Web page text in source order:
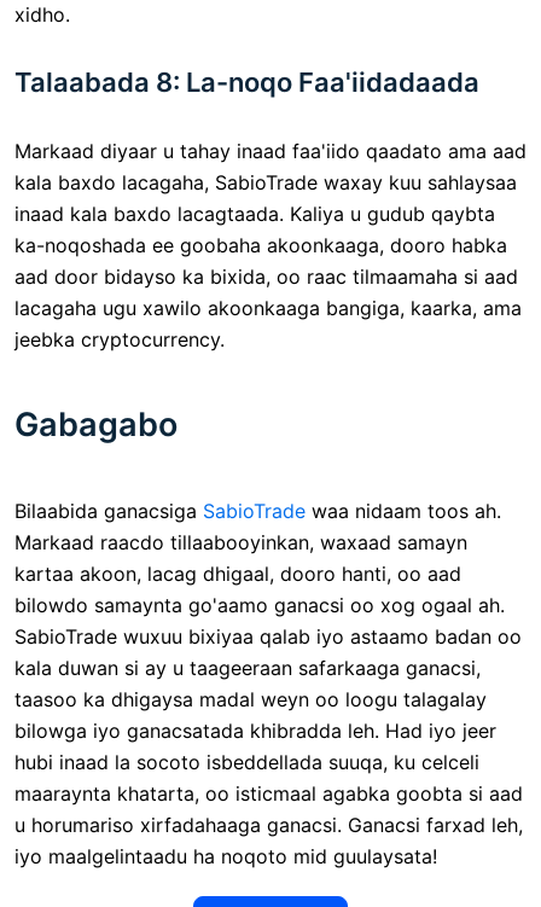
xidho.
Talaabada 8: La-noqo Faa'iidadaada
Markaad diyaar u tahay inaad faa'iido qaadato ama aad
kala baxdo lacagaha, SabioTrade waxay kuu sahlaysaa
inaad kala baxdo lacagtaada. Kaliya u gudub qaybta
ka-noqoshada ee goobaha akoonkaaga, dooro habka
aad door bidayso ka bixida, oo raac tilmaamaha si aad
lacagaha ugu xawilo akoonkaaga bangiga, kaarka, ama
jeebka cryptocurrency.
Gabagabo
Bilaabida ganacsiga SabioTrade waa nidaam toos ah.
Markaad raacdo tillaabooyinkan, waxaad samayn
kartaa akoon, lacag dhigaal, dooro hanti, oo aad
bilowdo samaynta go'aamo ganacsi oo xog ogaal ah.
SabioTrade wuxuu bixiyaa qalab iyo astaamo badan oo
kala duwan si ay u taageeraan safarkaaga ganacsi,
taasoo ka dhigaysa madal weyn oo loogu talagalay
bilowga iyo ganacsatada khibradda leh. Had iyo jeer
hubi inaad la socoto isbeddellada suuqa, ku celceli
maaraynta khatarta, oo isticmaal agabka goobta si aad
u horumariso xirfadahaaga ganacsi. Ganacsi farxad leh,
iyo maalgelintaadu ha noqoto mid guulaysata!